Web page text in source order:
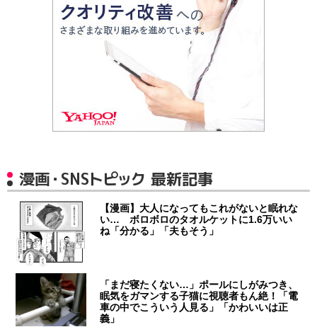
漫画・SNSトピック 最新記事
【漫画】大人になってもこれがないと眠れな
い… ボロボロのタオルケットに1.6万いい
ね「分かる」「夫もそう」
「まだ寝たくない…」ポールにしがみつき、
眠気をガマンする子猫に視聴者もん絶！「電
車の中でこういう人見る」「かわいいは正
義」